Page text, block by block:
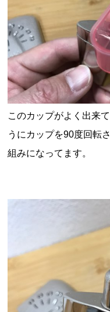
このカップがよく出来
うにカップを90度回転
組みになってます。